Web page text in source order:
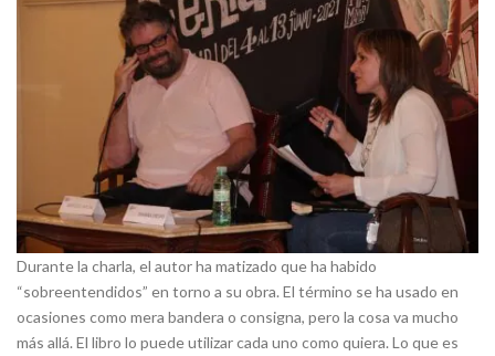
Durante la charla, el autor ha matizado que ha habido
“sobreentendidos” en torno a su obra. El término se ha usado en
ocasiones como mera bandera o consigna, pero la cosa va mucho
más allá. El libro lo puede utilizar cada uno como quiera. Lo que es